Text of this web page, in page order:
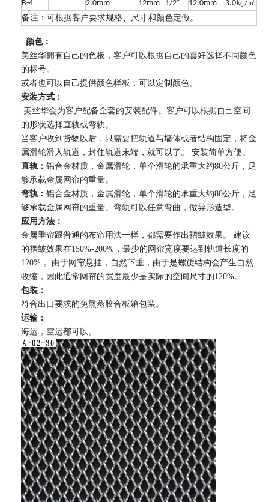
B-4 2.0mm 12mm 1/2″ 12.0mm 3.0㎏/㎡
备注：可根据客户要求规格、尺寸和颜色定做。
颜色：
美丝华拥有自己的色板，客户可以根据自己的喜好选择不同颜色
的标号。
或者也可以自己提供颜色样板，可以定制颜色。
安装方式 ：
美丝华会为客户配备全套的安装配件。客户可以根据自己空间
的形状选择直轨或弯轨。
当客户收到货物以后，只需要把轨道与墙体或者结构固定，将金
属滑轮滑入轨道，封住轨道末端，就可以了。 安装简单方便。
直轨： 铝合金材质，金属滑轮，单个滑轮的承重大约80公斤，足
够承载金属网帘的重量。
弯轨： 铝合金材质，金属滑轮，单个滑轮的承重大约80公斤，足
够承载金属网帘的重量。弯轨可以任意弯曲，做异形造型。
应用方法：
金属垂帘跟普通的布帘用法一样，都需要作出褶皱效果。 建议
的褶皱效果在150%-200%，最少的网帘宽度要达到轨道长度的
120% 。由于网帘悬挂，自然下垂，由于是螺旋结构会产生自然
收缩，因此通常网帘的宽度最少是实际的空间尺寸的120%。
包装：
符合出口要求的免熏蒸胶合板箱包装。
运输：
海运，空运都可以。